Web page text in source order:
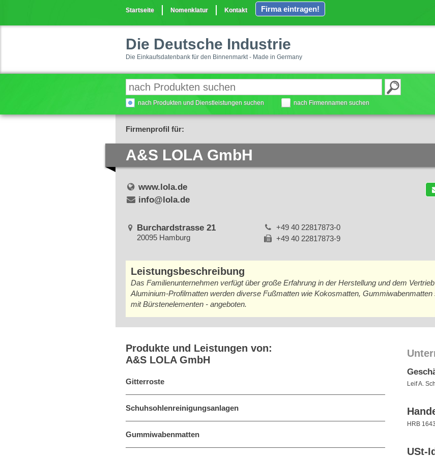
Startseite Nomenklatur Kontakt Firma eintragen!
Die Deutsche Industrie
Die Einkaufsdatenbank für den Binnenmarkt - Made in Germany
nach Produkten und Dienstleistungen suchen nach Firmennamen suchen
Firmenprofil für:
A&S LOLA GmbH
www.lola.de
info@lola.de
Burchardstrasse 21
20095 Hamburg
+49 40 22817873-0
+49 40 22817873-9
Leistungsbeschreibung
Das Familienunternehmen verfügt über große Erfahrung in der Herstellung und dem
Aluminium-Profilmatten werden diverse Fußmatten wie Kokosmatten,
mit Bürstenelementen - angeboten.
Produkte und Leistungen von:
A&S LOLA GmbH
Gitterroste
Schuhsohlenreinigungsanlagen
Gummiwabenmatten
Leif A.
HRB
USt-